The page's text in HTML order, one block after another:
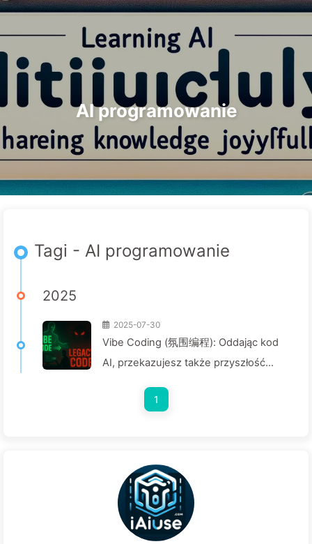
Szukaj Strona główna Archiwa Tagi
Kategorie Linki O nas 🇵🇱 Polski
AI programowanie
Tagi - AI programowanie
2025
2025-07-30
Vibe Coding (氛围编程): Oddając kod
AI, przekazujesz także przyszłość
1